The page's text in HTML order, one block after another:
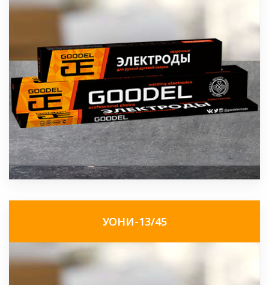
УОНИ-13/45